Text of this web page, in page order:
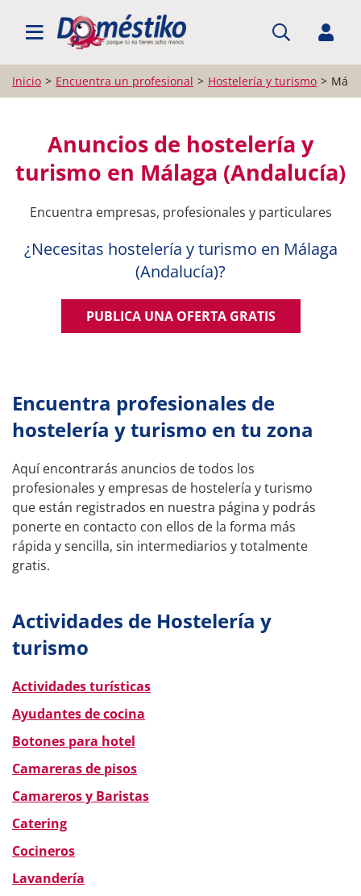
BUSCAR PROFESIONALES
Inicio Encuentra un profesional Hostelería y turismo
Anuncios de hostelería y
turismo en Málaga (Andalucía)
Encuentra empresas, profesionales y particulares
¿Necesitas hostelería y turismo en Málaga
(Andalucía)?
PUBLICA UNA OFERTA GRATIS
Encuentra profesionales de
hostelería y turismo en tu zona
Aquí encontrarás anuncios de todos los
profesionales y empresas de hostelería y turismo
que están registrados en nuestra página y podrás
ponerte en contacto con ellos de la forma más
rápida y sencilla, sin intermediarios y totalmente
gratis.
Actividades de Hostelería y
turismo
Actividades turísticas
Ayudantes de cocina
Botones para hotel
Camareras de pisos
Camareros y Baristas
Catering
Cocineros
Lavandería